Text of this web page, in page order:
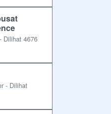
Dilihat 4676
- Dilihat